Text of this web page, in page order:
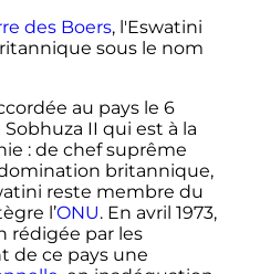
des Boers, l'Eswatini
sous le nom
au pays le 6
Sobhuza II qui est à la
: de chef suprême
britannique,
reste membre du
l’ONU. En avril 1973,
rédigée par les
de ce pays une